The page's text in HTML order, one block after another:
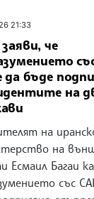
21:33
че
бъде
на
на
на
Есмаил Багаи
със